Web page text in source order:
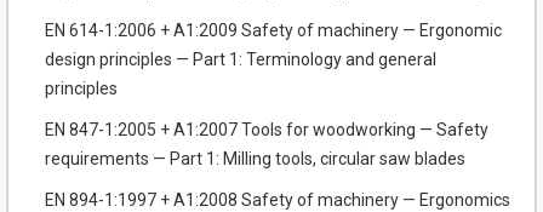
EN 614-1:2006 + А1:2009 Safety of machinery — Ergonomic
design principles — Part 1: Terminology and general
principles
EN 847-1:2005 + A1:2007 Tools for woodworking — Safety
requirements — Part 1: Milling tools, circular saw blades
EN 894-1:1997 + A1:2008 Safety of machinery — Ergonomics